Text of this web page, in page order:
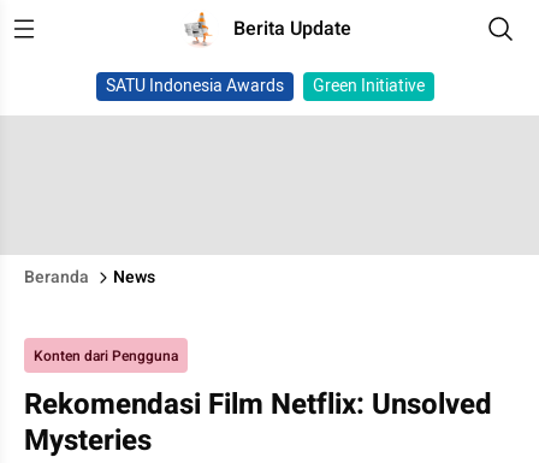
Berita Update
SATU Indonesia Awards Green Initiative
Beranda News
Konten dari Pengguna
Rekomendasi Film Netflix: Unsolved
Mysteries